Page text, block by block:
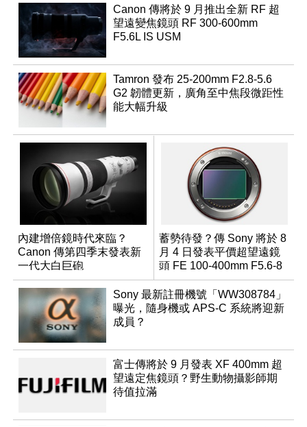
Canon 傳將於 9 月推出全新 RF 超
望遠變焦鏡頭 RF 300-600mm
F5.6L IS USM
Tamron 發布 25-200mm F2.8-5.6
G2 韌體更新，廣角至中焦段微距性
能大幅升級
內建增倍鏡時代來臨？
Canon 傳第四季末發表新
一代大白巨砲
蓄勢待發？傳 Sony 將於 8
月 4 日發表平價超望遠鏡
頭 FE 100-400mm F5.6-8
Sony 最新註冊機號「WW308784」
曝光，隨身機或 APS-C 系統將迎新
成員？
富士傳將於 9 月發表 XF 400mm 超
望遠定焦鏡頭？野生動物攝影師期
待值拉滿